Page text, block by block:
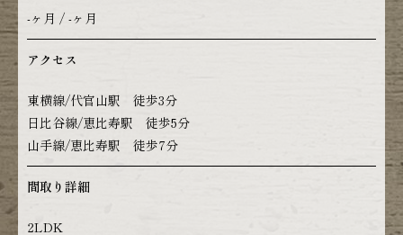
-ヶ月 / -ヶ月
アクセス
東横線/代官山駅 徒歩3分
日比谷線/恵比寿駅 徒歩5分
山手線/恵比寿駅 徒歩7分
間取り詳細
2LDK